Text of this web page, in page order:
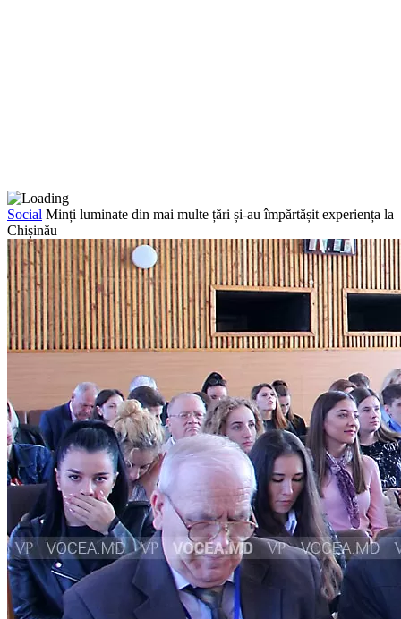
Social Minți luminate din mai multe țări și-au împărtășit experiența la
Chișinău